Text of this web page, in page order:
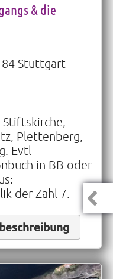
& die
Stuttgart
Stiftskirche,
Plettenberg,
Evtl
in BB oder
der Zahl 7.